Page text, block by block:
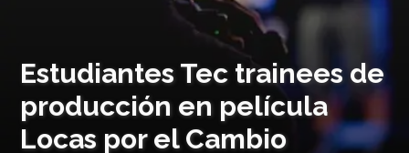
Estudiantes Tec trainees de
producción en película
Locas por el Cambio